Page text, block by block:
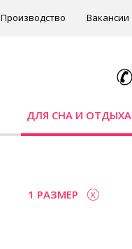
Производство Вакансии
ДЛЯ СНА И ОТДЫХА
1 РАЗМЕР